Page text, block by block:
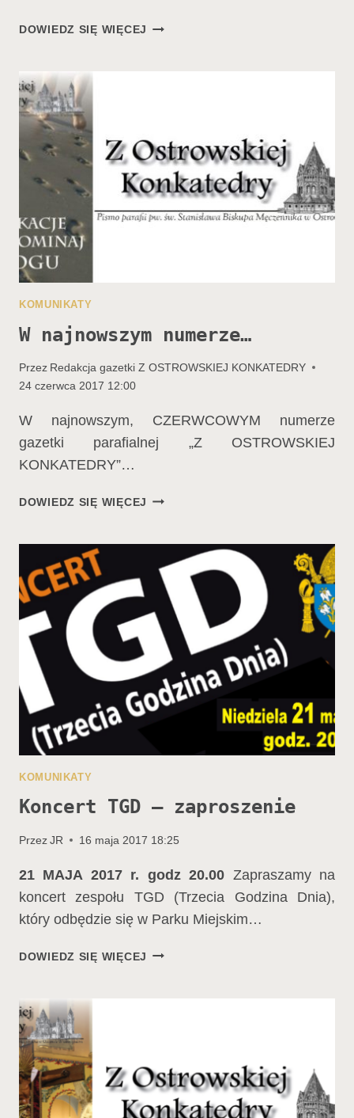
DOWIEDZ SIĘ WIĘCEJ ZMIANY
KOMUNIKATY
W najnowszym numerze…
Przez Redakcja gazetki Z OSTROWSKIEJ KONKATEDRY
24 czerwca 2017 12:00
W najnowszym, CZERWCOWYM numerze
gazetki parafialnej „Z OSTROWSKIEJ
KONKATEDRY”…
DOWIEDZ SIĘ WIĘCEJ W
KOMUNIKATY
Koncert TGD – zaproszenie
PrzezJR 16 maja 2017 18:25
21 MAJA 2017 r. godz 20.00 Zapraszamy na
koncert zespołu TGD (Trzecia Godzina Dnia),
który odbędzie się w Parku Miejskim…
DOWIEDZ SIĘ WIĘCEJ KONCERT